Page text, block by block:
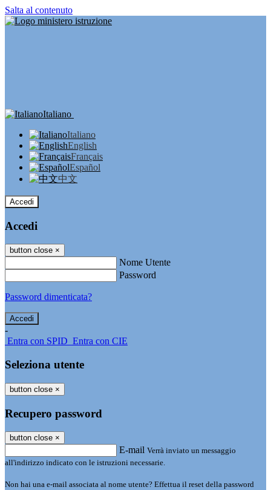
Salta al contenuto
Italiano
Italiano
English
Français
Español
中文
Accedi
Accedi
button close ×
Nome Utente
Password
Password dimenticata?
-
Entra con SPID Entra con CIE
Seleziona utente
button close ×
Recupero password
button close ×
E-mail Verrà inviato un messaggio
all'indirizzo indicato con le istruzioni necessarie.
Non hai una e-mail associata al nome utente? Effettua il reset della password